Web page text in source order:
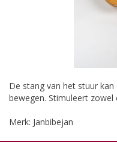
De stang van het stuur
bewegen. Stimuleert
Merk: Janbibejan